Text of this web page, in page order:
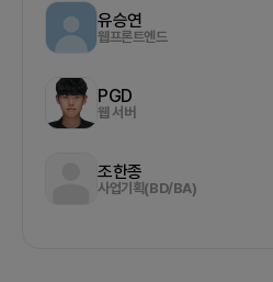
유승연
웹프론트엔드
PGD
웹 서버
조한종
사업기획(BD/BA)